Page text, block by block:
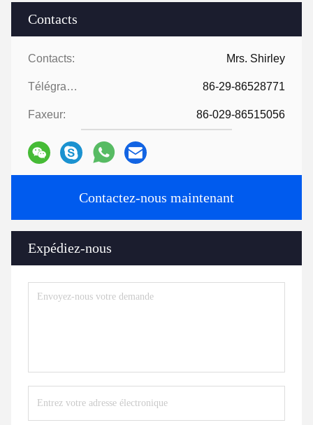
Contacts
Contacts: Mrs. Shirley
Télégramme: 86-29-86528771
Faxeur: 86-029-86515056
Contactez-nous maintenant
Expédiez-nous